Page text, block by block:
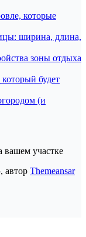
которые
ширина, длина,
зоны отдыха
будет
(и
участке
автор Themeansar